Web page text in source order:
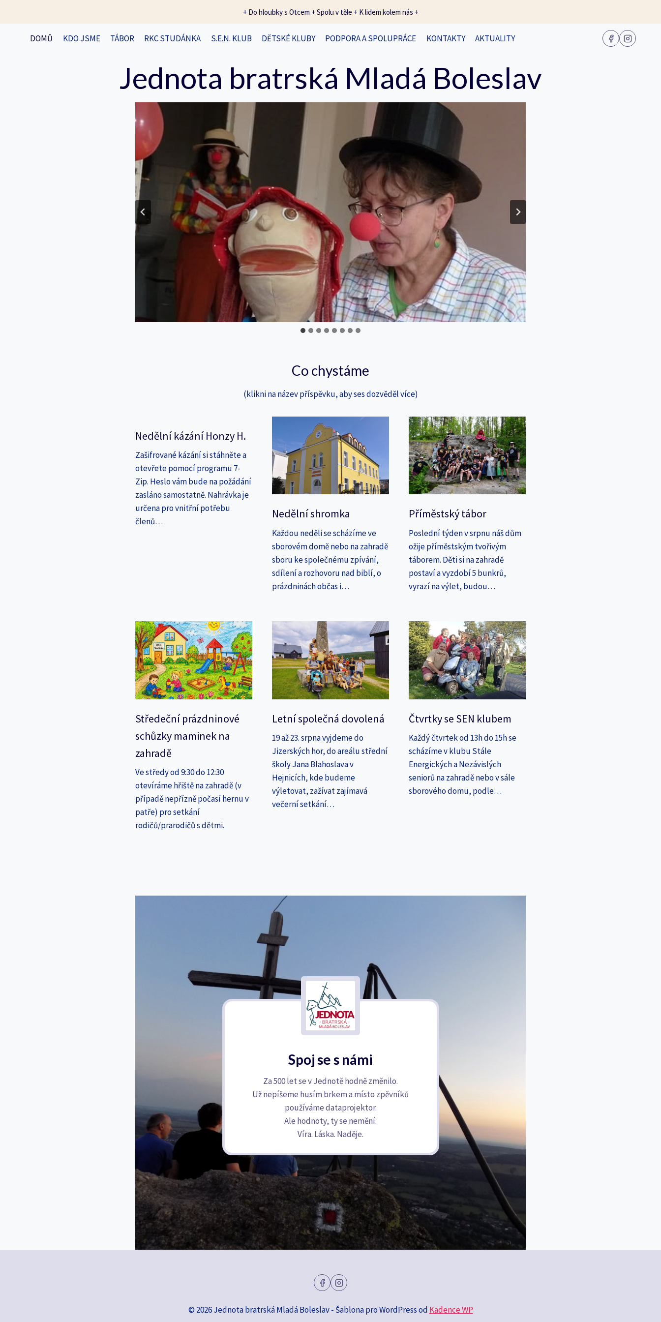
+ Do hloubky s Otcem + Spolu v těle + K lidem kolem nás +
DOMŮ KDO JSME TÁBOR RKC STUDÁNKA S.E.N. KLUB DĚTSKÉ KLUBY PODPORA A SPOLUPRÁCE KONTAKTY AKTUALITY
Jednota bratrská Mladá Boleslav
Co chystáme
(klikni na název příspěvku, aby ses dozvěděl více)
Nedělní kázání Honzy H.
Zašifrované kázání si stáhněte a
otevřete pomocí programu 7-
Zip. Heslo vám bude na požádání
zasláno samostatně. Nahrávka je
určena pro vnitřní potřebu
členů…
Nedělní shromka
Každou neděli se scházíme ve
sborovém domě nebo na zahradě
sboru ke společnému zpívání,
sdílení a rozhovoru nad biblí, o
prázdninách občas i…
Příměstský tábor
Poslední týden v srpnu náš dům
ožije příměstským tvořivým
táborem. Děti si na zahradě
postaví a vyzdobí 5 bunkrů,
vyrazí na výlet, budou…
Středeční prázdninové
schůzky maminek na
zahradě
Ve středy od 9:30 do 12:30
otevíráme hřiště na zahradě (v
případě nepřízně počasí hernu v
patře) pro setkání
rodičů/prarodičů s dětmi.
Letní společná dovolená
19 až 23. srpna vyjdeme do
Jizerských hor, do areálu střední
školy Jana Blahoslava v
Hejnicích, kde budeme
výletovat, zažívat zajímavá
večerní setkání…
Čtvrtky se SEN klubem
Každý čtvrtek od 13h do 15h se
scházíme v klubu Stále
Energických a Nezávislých
seniorů na zahradě nebo v sále
sborového domu, podle…
Spoj se s námi
Za 500 let se v Jednotě hodně změnilo.
Už nepíšeme husím brkem a místo zpěvníků
používáme dataprojektor.
Ale hodnoty, ty se nemění.
Víra. Láska. Naděje.
© 2026 Jednota bratrská Mladá Boleslav - Šablona pro WordPress od Kadence WP